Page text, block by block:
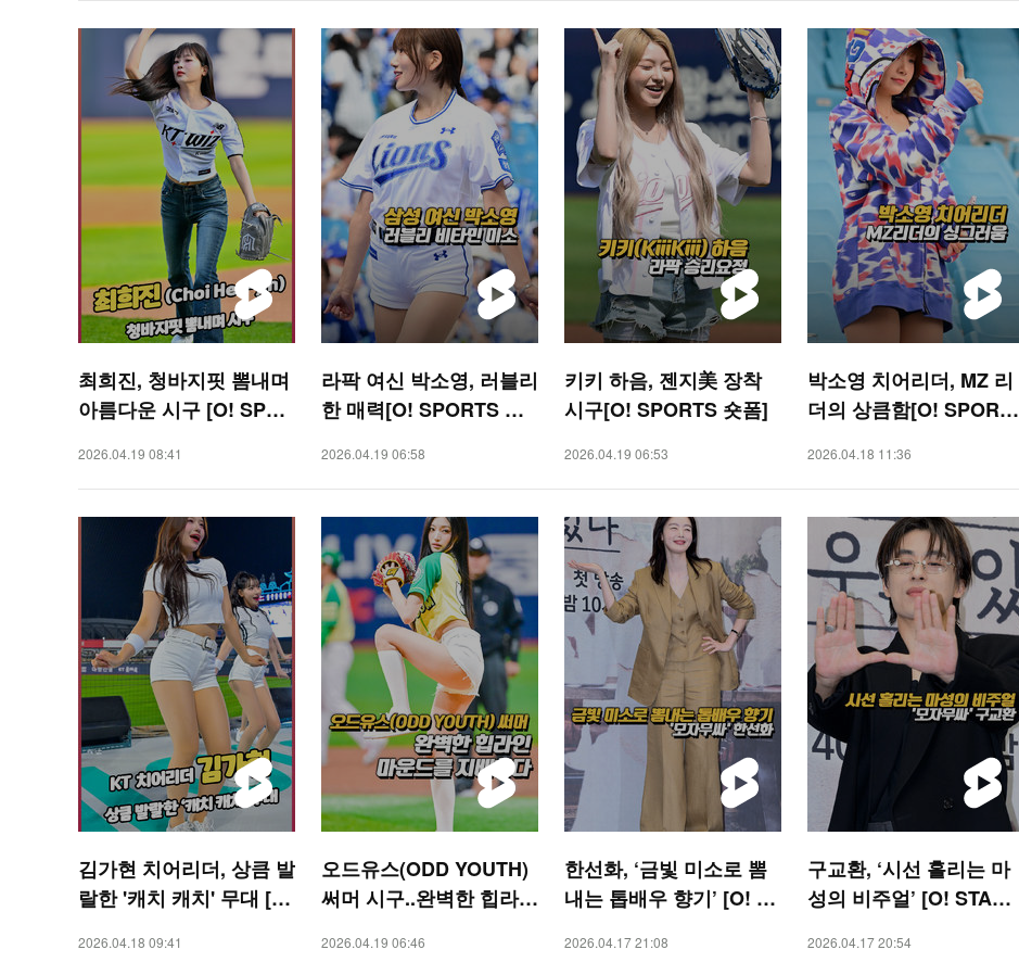
최희진, 청바지핏 뽐내며
아름다운 시구 [O! SPOR
2026.04.19 08:41
라팍 여신 박소영, 러블리
한 매력[O! SPORTS 숏
2026.04.19 06:58
키키 하음, 젠지美 장착
시구[O! SPORTS 숏폼]
2026.04.19 06:53
박소영 치어리더, MZ 리
더의 상큼함[O! SPORTS
2026.04.18 11:36
김가현 치어리더, 상큼 발
랄한 '캐치 캐치' 무대 [O!
2026.04.18 09:41
오드유스(ODD YOUTH)
써머 시구..완벽한 힙라
[O! SPORTS 숏폼]
2026.04.19 06:46
한선화, ‘금빛 미소로 뽐
내는 톱배우 향기’ [O! ST
2026.04.17 21:08
구교환, ‘시선 홀리는 마
성의 비주얼’ [O! STAR
2026.04.17 20:54